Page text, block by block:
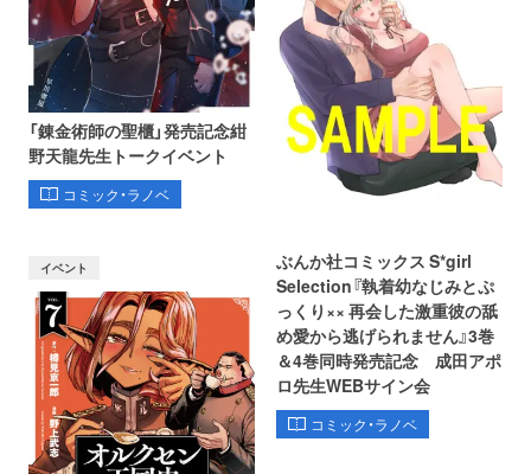
「錬金術師の聖櫃」発売記念紺
野天龍先生トークイベント
コミック・ラノベ
ぶんか社コミックス S*girl
Selection『執着幼なじみとぷ
っくり×× 再会した激重彼の舐
め愛から逃げられません』3巻
＆4巻同時発売記念 成田アポ
ロ先生WEBサイン会
コミック・ラノベ
イベント